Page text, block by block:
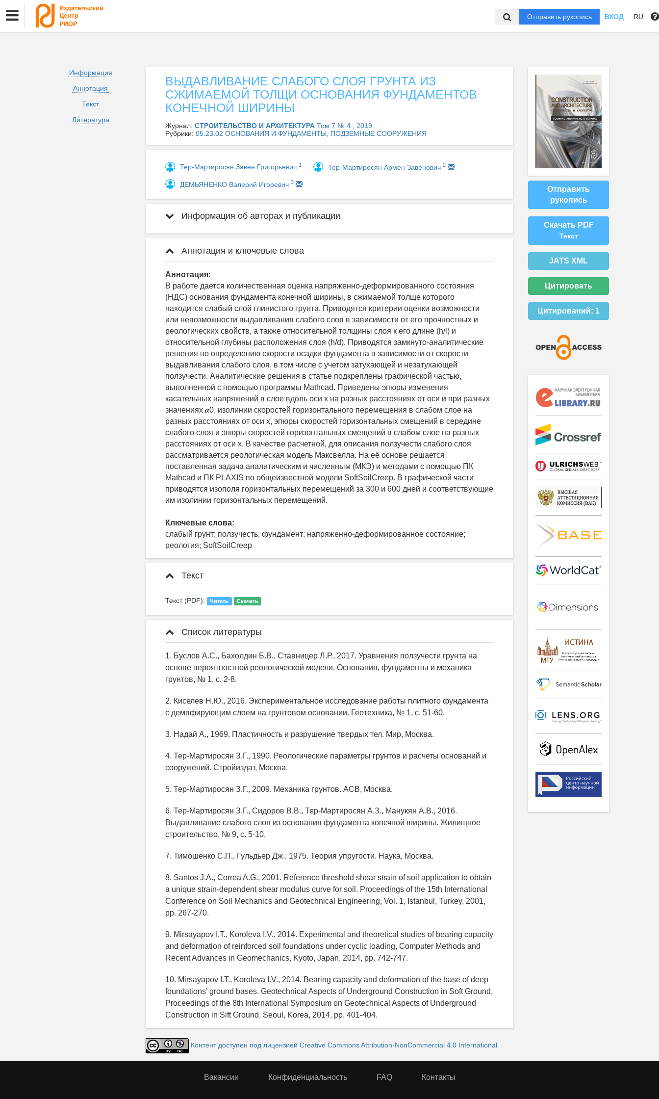
Отправить рукопись ВХОД RU
Информация
Аннотация
Текст
Литература
ВЫДАВЛИВАНИЕ СЛАБОГО СЛОЯ ГРУНТА ИЗ
СЖИМАЕМОЙ ТОЛЩИ ОСНОВАНИЯ ФУНДАМЕНТОВ
КОНЕЧНОЙ ШИРИНЫ
Журнал: СТРОИТЕЛЬСТВО И АРХИТЕКТУРА Том 7 № 4 , 2019
Рубрики: 05.23.02 ОСНОВАНИЯ И ФУНДАМЕНТЫ, ПОДЗЕМНЫЕ СООРУЖЕНИЯ
Тер-Мартиросян Завен Григорьевич 1 Тер-Мартиросян Армен Завенович 2
ДЕМЬЯНЕНКО Валерий Игоревич 3
Информация об авторах и публикации
Аннотация и ключевые слова
Аннотация:
В работе дается количественная оценка напряженно-деформированного состояния
(НДС) основания фундамента конечной ширины, в сжимаемой толще которого
находится слабый слой глинистого грунта. Приводятся критерии оценки возможности
или невозможности выдавливания слабого слоя в зависимости от его прочностных и
реологических свойств, а также относительной толщины слоя к его длине (h/l) и
относительной глубины расположения слоя (h/d). Приводятся замкнуто-аналитические
решения по определению скорости осадки фундамента в зависимости от скорости
выдавливания слабого слоя, в том числе с учетом затухающей и незатухающей
ползучести. Аналитические решения в статье подкреплены графической частью,
выполненной с помощью программы Mathcad. Приведены эпюры изменения
касательных напряжений в слое вдоль оси x на разных расстояниях от оси и при разных
значениях 𝜶0, изолинии скоростей горизонтального перемещения в слабом слое на
разных расстояниях от оси x, эпюры скоростей горизонтальных смещений в середине
слабого слоя и эпюры скоростей горизонтальных смещений в слабом слое на разных
расстояниях от оси x. В качестве расчетной, для описания ползучести слабого слоя
рассматривается реологическая модель Максвелла. На её основе решается
поставленная задача аналитическим и численным (МКЭ) и методами с помощью ПК
Mathcad и ПК PLAXIS по общеизвестной модели SoftSoilCreep. В графической части
приводятся изополя горизонтальных перемещений за 300 и 600 дней и соответствующие
им изолинии горизонтальных перемещений.
Ключевые слова:
слабый грунт; ползучесть; фундамент; напряженно-деформированное состояние;
реология; SoftSoilCreep
Текст
Текст (PDF): Читать Скачать
Список литературы
1. Буслов А.С., Бахолдин Б.В., Ставницер Л.Р., 2017. Уравнения ползучести грунта на
основе вероятностной реологической модели. Основания, фундаменты и механика
грунтов, № 1, с. 2-8.
2. Киселев Н.Ю., 2016. Экспериментальное исследование работы плитного фундамента
с демпфирующим слоем на грунтовом основании. Геотехника, № 1, с. 51-60.
3. Надай А., 1969. Пластичность и разрушение твердых тел. Мир, Москва.
4. Тер-Мартиросян З.Г., 1990. Реологические параметры грунтов и расчеты оснований и
сооружений. Стройиздат, Москва.
5. Тер-Мартиросян З.Г., 2009. Механика грунтов. АСВ, Москва.
6. Тер-Мартиросян З.Г., Сидоров В.В., Тер-Мартиросян А.З., Манукян А.В., 2016.
Выдавливание слабого слоя из основания фундамента конечной ширины. Жилищное
строительство, № 9, с. 5-10.
7. Тимошенко С.П., Гульдьер Дж., 1975. Теория упругости. Наука, Москва.
8. Santos J.A., Correa A.G., 2001. Reference threshold shear strain of soil application to obtain
a unique strain-dependent shear modulus curve for soil. Proceedings of the 15th International
Conference on Soil Mechanics and Geotechnical Engineering, Vol. 1, Istanbul, Turkey, 2001,
pp. 267-270.
9. Mirsayapov I.Т., Koroleva I.V., 2014. Experimental and theoretical studies of bearing capacity
and deformation of reinforced soil foundations under cyclic loading, Computer Methods and
Recent Advances in Geomechanics, Kyoto, Japan, 2014, pp. 742-747.
10. Mirsayapov I.T., Koroleva I.V., 2014. Bearing capacity and deformation of the base of deep
foundations’ ground bases. Geotechnical Aspects of Underground Construction in Soft Ground,
Proceedings of the 8th International Symposium on Geotechnical Aspects of Underground
Construction in Sift Ground, Seoul, Korea, 2014, pp. 401-404.
Контент доступен под лицензией Creative Commons Attribution-NonCommercial 4.0 International
Отправить
рукопись
Скачать PDF
Текст
JATS XML
Цитировать
Цитирований: 1
Вакансии Конфиденциальность FAQ Контакты